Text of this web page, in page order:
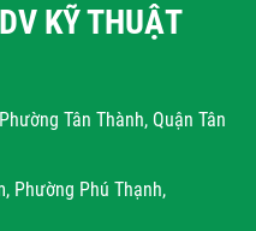
KỸ THUẬT
Tân Thành, Quận Tân
Phường Phú Thạnh,